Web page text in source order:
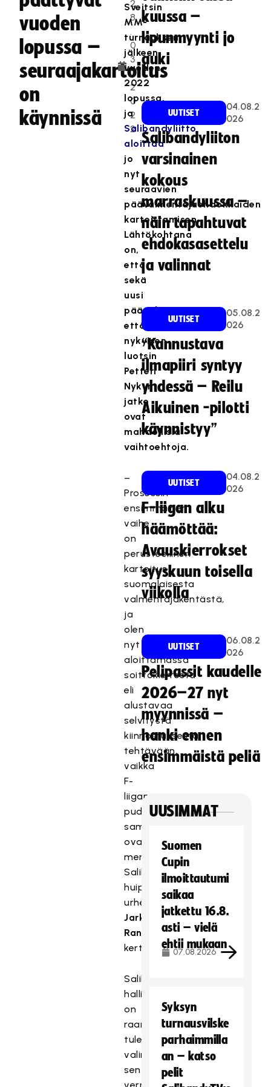
vuoden
lopussa –
seuraajakartoitus
on
käynnissä
2
8
.
0
3
.
2
0
2
2
Sveitsin
MM-
turnauksen
jälkeen
vuoden
2022
lopussa,
ja
Salibandyliitto
aloittaa
jo
nyt
seuraavien
päävalmentajaehdokkaiden
kartoittamisen.
Lähtökohtana
on,
että
sekä
uusi
päävalmentaja
että
nykyisen
luotsin
Petteri
Nykyn
jatko
ovat
mahdollisia
vaihtoehtoja.
–
Prosessin
ensimmäinen
vaihe
on
perusteellinen
kartoitus
suomalaisesta
valmentajakentästä,
ja
olen
nyt
aloittamassa
soittokierrosta
eli
alustavaa
selvitystä
kiinnostuksesta
tehtävään,
vaikka
F-
liigan
pudotuspelit
samalla
ovatkin
meneillään,
Salibandyliiton
huippu-
urheilujohtaja
Jarkko
Rantala
kertoo.
Salibandyliiton
hallitus
on
raamittanut
tulevaa
valintaa
sen
kuussa –
lipunmyynti jo
auki
UUTISET
04.08.2
026
Salibandyliiton
varsinainen
kokous
marraskuussa –
näin tapahtuvat
ehdokasasettelu
ja valinnat
UUTISET
05.08.2
026
“Kannustava
ilmapiiri syntyy
yhdessä – Reilu
Aikuinen -pilotti
käynnistyy”
UUTISET
04.08.2
026
F-liigan alku
häämöttää:
Avauskierrokset
syyskuun toisella
viikolla
UUTISET
06.08.2
026
Pelipassit kaudelle
2026–27 nyt
myynnissä –
hanki ennen
ensimmäistä peliä
UUSIMMAT
Suomen
Cupin
ilmoittautumi
saikaa
jatkettu 16.8.
asti – vielä
ehtii mukaan
07.08.2026
Syksyn
turnausvilske
parhaimmilla
an – katso
pelit